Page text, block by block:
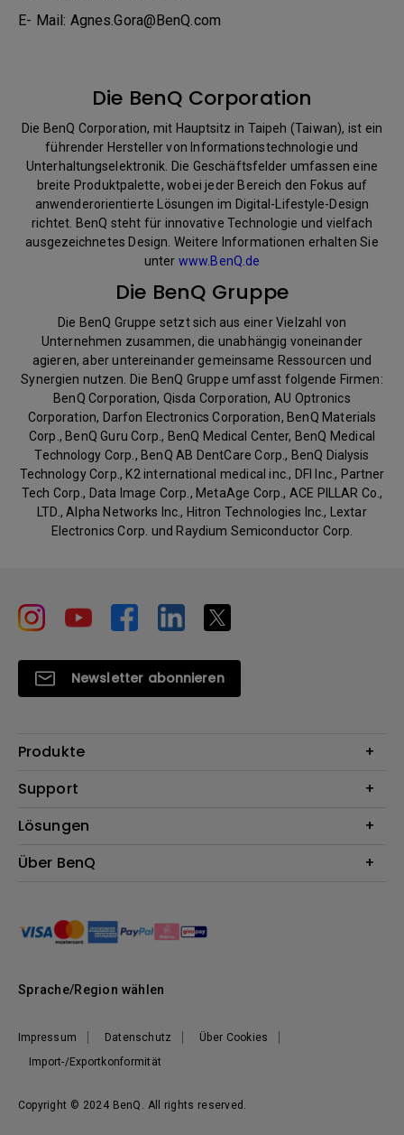
E- Mail: Agnes.Gora@BenQ.com
Die BenQ Corporation
Die BenQ Corporation, mit Hauptsitz in Taipeh (Taiwan), ist ein
führender Hersteller von Informationstechnologie und
Unterhaltungselektronik. Die Geschäftsfelder umfassen eine
breite Produktpalette, wobei jeder Bereich den Fokus auf
anwenderorientierte Lösungen im Digital-Lifestyle-Design
richtet. BenQ steht für innovative Technologie und vielfach
ausgezeichnetes Design. Weitere Informationen erhalten Sie
unter www.BenQ.de
Die BenQ Gruppe
Die BenQ Gruppe setzt sich aus einer Vielzahl von
Unternehmen zusammen, die unabhängig voneinander
agieren, aber untereinander gemeinsame Ressourcen und
Synergien nutzen. Die BenQ Gruppe umfasst folgende Firmen:
BenQ Corporation, Qisda Corporation, AU Optronics
Corporation, Darfon Electronics Corporation, BenQ Materials
Corp., BenQ Guru Corp., BenQ Medical Center, BenQ Medical
Technology Corp., BenQ AB DentCare Corp., BenQ Dialysis
Technology Corp., K2 international medical inc., DFI Inc., Partner
Tech Corp., Data Image Corp., MetaAge Corp., ACE PILLAR Co.,
LTD., Alpha Networks Inc., Hitron Technologies Inc., Lextar
Electronics Corp. und Raydium Semiconductor Corp.
Newsletter abonnieren
Produkte
Beamer
Lampen
Webcams
Support
Kontakt
Reparaturservice
BenQ Blog
Lösungen
Für Unternehmen
Über BenQ
Nachhaltigkeit
News
Copyright © 2024 BenQ. All rights reserved.
Impressum Datenschutz
Über Cookies
Import-/Exportkonformität
Sprache/Region wählen